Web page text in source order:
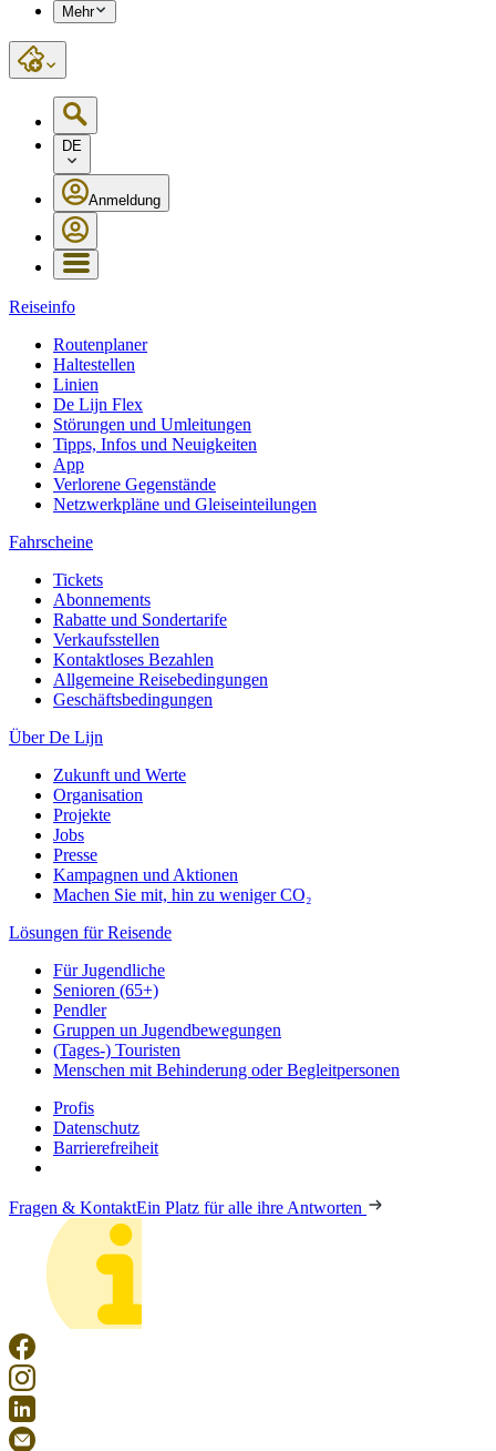
Mehr
DE
Anmeldung
Reiseinfo
Routenplaner
Haltestellen
Linien
De Lijn Flex
Störungen und Umleitungen
Tipps, Infos und Neuigkeiten
App
Verlorene Gegenstände
Netzwerkpläne und Gleiseinteilungen
Fahrscheine
Tickets
Abonnements
Rabatte und Sondertarife
Verkaufsstellen
Kontaktloses Bezahlen
Allgemeine Reisebedingungen
Geschäftsbedingungen
Über De Lijn
Zukunft und Werte
Organisation
Projekte
Jobs
Presse
Kampagnen und Aktionen
Machen Sie mit, hin zu weniger CO₂
Lösungen für Reisende
Für Jugendliche
Senioren (65+)
Pendler
Gruppen un Jugendbewegungen
(Tages-) Touristen
Menschen mit Behinderung oder Begleitpersonen
Profis
Datenschutz
Barrierefreiheit
Fragen & KontaktEin Platz für alle ihre Antworten